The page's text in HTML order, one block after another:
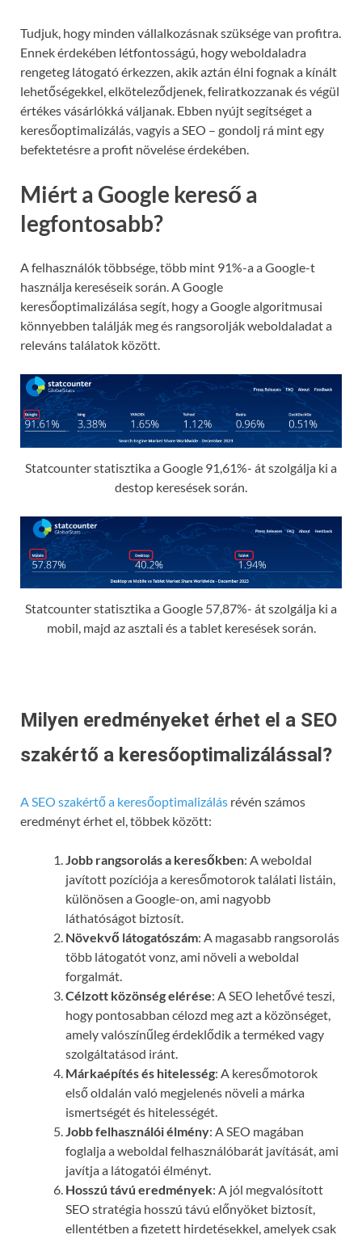
Tudjuk, hogy minden vállalkozásnak szüksége van profitra.
Ennek érdekében létfontosságú, hogy weboldaladra
rengeteg látogató érkezzen, akik aztán élni fognak a kínált
lehetőségekkel, elköteleződjenek, feliratkozzanak és végül
értékes vásárlókká váljanak. Ebben nyújt segítséget a
keresőoptimalizálás, vagyis a SEO – gondolj rá mint egy
befektetésre a profit növelése érdekében.
Miért a Google kereső a
legfontosabb?
A felhasználók többsége, több mint 91%-a a Google-t
használja kereséseik során. A Google
keresőoptimalizálása segít, hogy a Google algoritmusai
könnyebben találják meg és rangsorolják weboldaladat a
releváns találatok között.
Statcounter statisztika a Google 91,61%- át szolgálja ki a
destop keresések során.
Statcounter statisztika a Google 57,87%- át szolgálja ki a
mobil, majd az asztali és a tablet keresések során.
Milyen eredményeket érhet el a SEO
szakértő a keresőoptimalizálással?
A SEO szakértő a keresőoptimalizálás révén számos
eredményt érhet el, többek között:
Jobb rangsorolás a keresőkben: A weboldal
javított pozíciója a keresőmotorok találati listáin,
különösen a Google-on, ami nagyobb
láthatóságot biztosít.
Növekvő látogatószám: A magasabb rangsorolás
több látogatót vonz, ami növeli a weboldal
forgalmát.
Célzott közönség elérése: A SEO lehetővé teszi,
hogy pontosabban célozd meg azt a közönséget,
amely valószínűleg érdeklődik a terméked vagy
szolgáltatásod iránt.
Márkaépítés és hitelesség: A keresőmotorok
első oldalán való megjelenés növeli a márka
ismertségét és hitelességét.
Jobb felhasználói élmény: A SEO magában
foglalja a weboldal felhasználóbarát javítását, ami
javítja a látogatói élményt.
Hosszú távú eredmények: A jól megvalósított
SEO stratégia hosszú távú előnyöket biztosít,
ellentétben a fizetett hirdetésekkel, amelyek csak